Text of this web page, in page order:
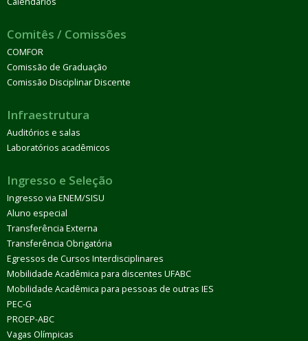
Comitês / Comissões
COMFOR
Comissão de Graduação
Comissão Disciplinar Discente
Infraestrutura
Auditórios e salas
Laboratórios acadêmicos
Ingresso e Seleção
Ingresso via ENEM/SISU
Aluno especial
Transferência Externa
Transferência Obrigatória
Egressos de Cursos Interdisciplinares
Mobilidade Acadêmica para discentes UFABC
Mobilidade Acadêmica para pessoas de outras IES
PEC-G
PROEP-ABC
Vagas Olímpicas